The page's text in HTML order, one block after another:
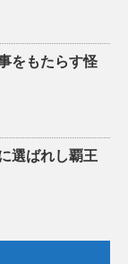
をもたらす怪
選ばれし覇王